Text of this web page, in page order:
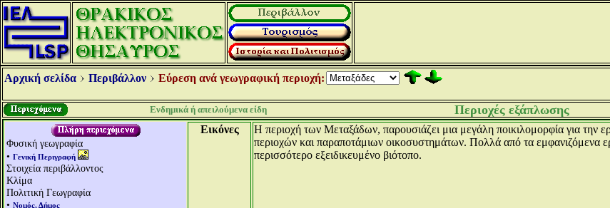
Αρχική σελίδα Περιβάλλον Εύρεση ανά γεωγραφική περιοχή:
Ενδημικά ή απειλούμενα είδη Περιοχές εξάπλωσης
Φυσική γεωγραφία
• Γενική Περιγραφή
Στοιχεία περιβάλλοντος
Κλίμα
Πολιτική Γεωγραφία
• Νομός, Δήμος
Εικόνες
Η περιοχή των Μεταξάδων, παρουσιάζει μια μεγάλη ποικιλομορφία για
περιοχών και παραποτάμιων οικοσυστημάτων. Πολλά από τα εμφανιζόμενα
περισσότερο εξειδικευμένο βιότοπο.